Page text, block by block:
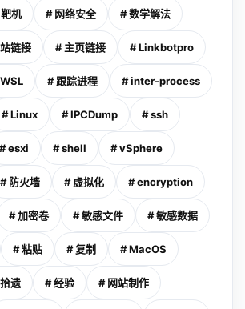
机 # 网络安全 # 数学解法
链接 # 主页链接 # Linkbotpro
# 跟踪进程 # inter-process
# Linux # IPCDump # ssh
# esxi # shell # vSphere
# 防火墙 # 虚拟化 # encryption
# 加密卷 # 敏感文件 # 敏感数据
# 粘贴 # 复制 # MacOS
遗 # 经验 # 网站制作